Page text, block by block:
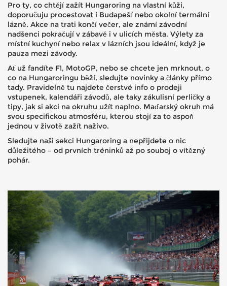
Pro ty, co chtějí zažít Hungaroring na vlastní kůži,
doporučuju procestovat i Budapešť nebo okolní termální
lázně. Akce na trati končí večer, ale známí závodní
nadšenci pokračují v zábavě i v ulicích města. Výlety za
místní kuchyní nebo relax v lázních jsou ideální, když je
pauza mezi závody.
Ať už fandíte F1, MotoGP, nebo se chcete jen mrknout, o
co na Hungaroringu běží, sledujte novinky a články přímo
tady. Pravidelně tu najdete čerstvé info o prodeji
vstupenek, kalendáři závodů, ale taky zákulisní perličky a
tipy, jak si akci na okruhu užít naplno. Maďarský okruh má
svou specifickou atmosféru, kterou stojí za to aspoň
jednou v životě zažít naživo.
Sledujte naši sekci Hungaroring a nepřijdete o nic
důležitého – od prvních tréninků až po souboj o vítězný
pohár.